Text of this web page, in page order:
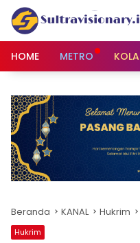
Langsung
konten
HOME
METRO
Beranda KANAL Hukrim
Hukrim